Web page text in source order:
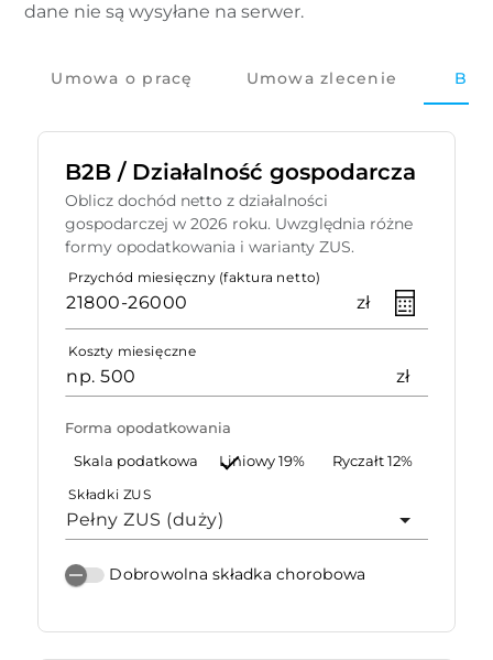
dane nie są wysyłane na serwer.
Umowa o pracę Umowa zlecenie B2B
B2B / Działalność gospodarcza
Oblicz dochód netto z działalności
gospodarczej w 2026 roku. Uwzględnia różne
formy opodatkowania i warianty ZUS.
Przychód miesięczny (faktura netto)
zł
Koszty miesięczne
zł
Forma opodatkowania
Skala podatkowa
Liniowy 19% Ryczałt 12%
Składki ZUS
Pełny ZUS (duży)
Dobrowolna składka chorobowa